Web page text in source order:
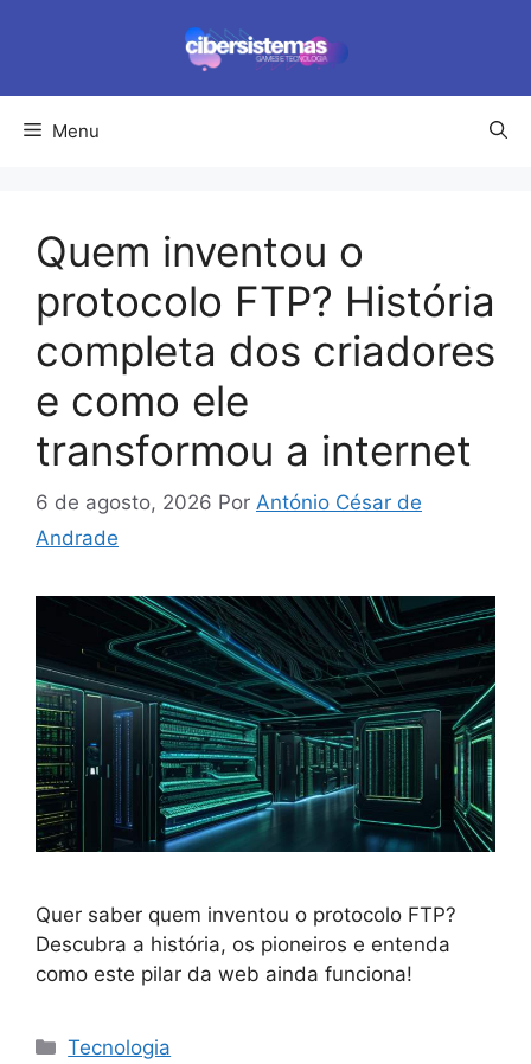
conteúdo
Menu
Quem inventou o
protocolo FTP? História
completa dos criadores
e como ele
transformou a internet
6 de agosto, 2026 Por António César de
Andrade
Quer saber quem inventou o protocolo FTP?
Descubra a história, os pioneiros e entenda
como este pilar da web ainda funciona!
Categorias
Tecnologia